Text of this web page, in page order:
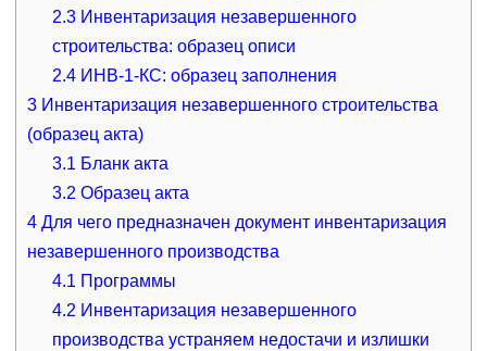
2.3 Инвентаризация незавершенного
строительства: образец описи
2.4 ИНВ-1-КС: образец заполнения
3Инвентаризация незавершенного строительства
(образец акта)
3.1 Бланк акта
3.2 Образец акта
4Для чего предназначен документ инвентаризация
незавершенного производства
4.1 Программы
4.2 Инвентаризация незавершенного
производства устраняем недостачи и излишки